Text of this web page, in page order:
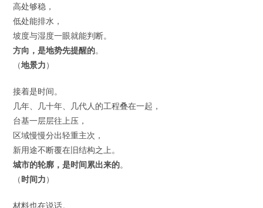
高处够稳，
低处能排水，
坡度与湿度一眼就能判断。
方向，是地势先提醒的。
（地景力）
接着是时间。
几年、几十年、几代人的工程叠在一起，
台基一层层往上压，
区域慢慢分出轻重主次，
新用途不断覆在旧结构之上。
城市的轮廓，是时间累出来的。
（时间力）
材料也在说话。